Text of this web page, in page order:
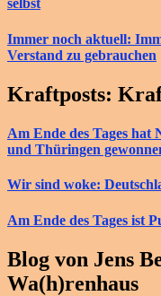
selbst
Immer noch aktuell:
Verstand zu gebrauchen
Kraftposts:
Am Ende des Tages hat
und Thüringen
Wir sind woke:
Am Ende des Tages ist
Blog von Jens
Wa(h)renhaus